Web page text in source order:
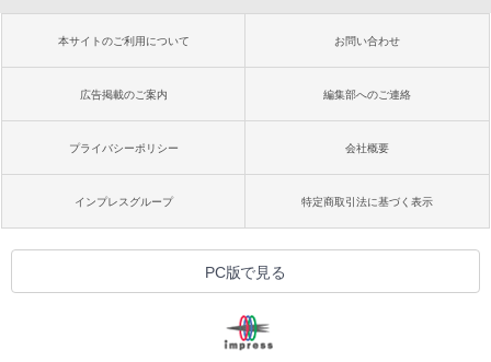
本サイトのご利用について お問い合わせ
広告掲載のご案内 編集部へのご連絡
プライバシーポリシー 会社概要
インプレスグループ 特定商取引法に基づく表示
PC版で見る